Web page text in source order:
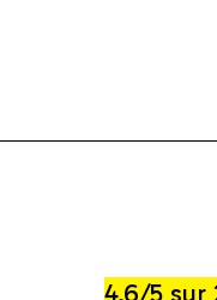
4.6/5 sur